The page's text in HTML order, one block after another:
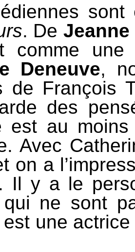
. DeJeanne
comme
Deneuve,
de François
des
est au
Avec
on a
Il y a le
qui ne sont
une actrice